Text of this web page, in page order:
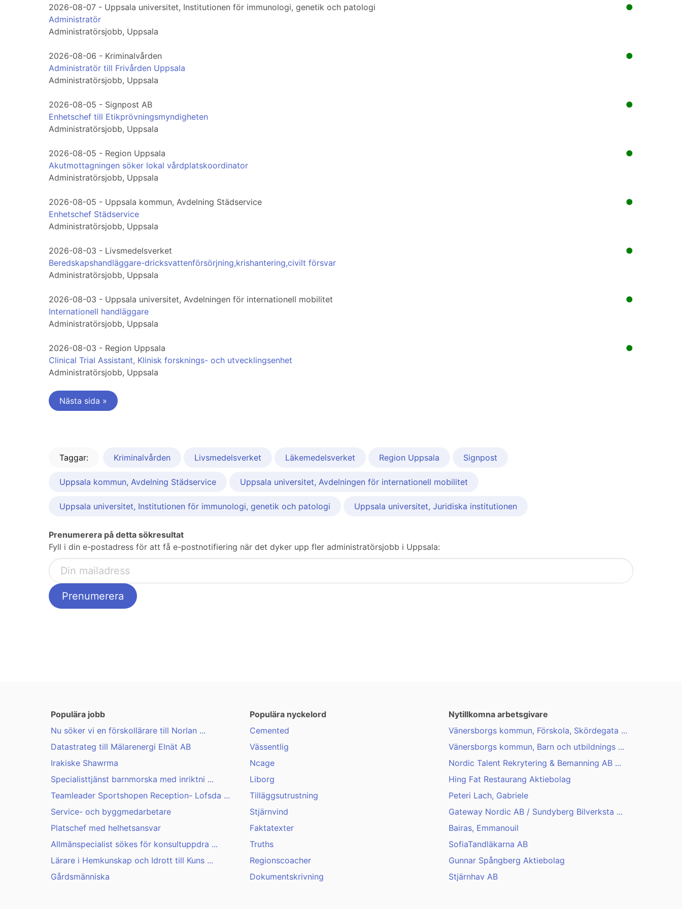
●
2026-08-07 - Uppsala universitet, Institutionen för immunologi, genetik och patologi
Administratör
Administratörsjobb, Uppsala
●
2026-08-06 - Kriminalvården
Administratör till Frivården Uppsala
Administratörsjobb, Uppsala
●
2026-08-05 - Signpost AB
Enhetschef till Etikprövningsmyndigheten
Administratörsjobb, Uppsala
●
2026-08-05 - Region Uppsala
Akutmottagningen söker lokal vårdplatskoordinator
Administratörsjobb, Uppsala
●
2026-08-05 - Uppsala kommun, Avdelning Städservice
Enhetschef Städservice
Administratörsjobb, Uppsala
●
2026-08-03 - Livsmedelsverket
Beredskapshandläggare-dricksvattenförsörjning,krishantering,civilt försvar
Administratörsjobb, Uppsala
●
2026-08-03 - Uppsala universitet, Avdelningen för internationell mobilitet
Internationell handläggare
Administratörsjobb, Uppsala
●
2026-08-03 - Region Uppsala
Clinical Trial Assistant, Klinisk forsknings- och utvecklingsenhet
Administratörsjobb, Uppsala
Nästa sida »
Taggar: Kriminalvården Livsmedelsverket Läkemedelsverket Region Uppsala Signpost
Uppsala kommun, Avdelning Städservice Uppsala universitet, Avdelningen för internationell mobilitet
Uppsala universitet, Institutionen för immunologi, genetik och patologi Uppsala universitet, Juridiska institutionen
Prenumerera på detta sökresultat
Fyll i din e-postadress för att få e-postnotifiering när det dyker upp fler administratörsjobb i Uppsala:
Populära jobb
Nu söker vi en förskollärare till Norlan ...
Datastrateg till Mälarenergi Elnät AB
Irakiske Shawrma
Specialisttjänst barnmorska med inriktni ...
Teamleader Sportshopen Reception- Lofsda ...
Service- och byggmedarbetare
Platschef med helhetsansvar
Allmänspecialist sökes för konsultuppdra ...
Lärare i Hemkunskap och Idrott till Kuns ...
Gårdsmänniska
Populära nyckelord
Cemented
Vässentlig
Ncage
Liborg
Tilläggsutrustning
Stjärnvind
Faktatexter
Truths
Regionscoacher
Dokumentskrivning
Nytillkomna arbetsgivare
Vänersborgs kommun, Förskola, Skördegata ...
Vänersborgs kommun, Barn och utbildnings ...
Nordic Talent Rekrytering & Bemanning AB ...
Hing Fat Restaurang Aktiebolag
Peteri Lach, Gabriele
Gateway Nordic AB / Sundyberg Bilverksta ...
Bairas, Emmanouil
SofiaTandläkarna AB
Gunnar Spångberg Aktiebolag
Stjärnhav AB